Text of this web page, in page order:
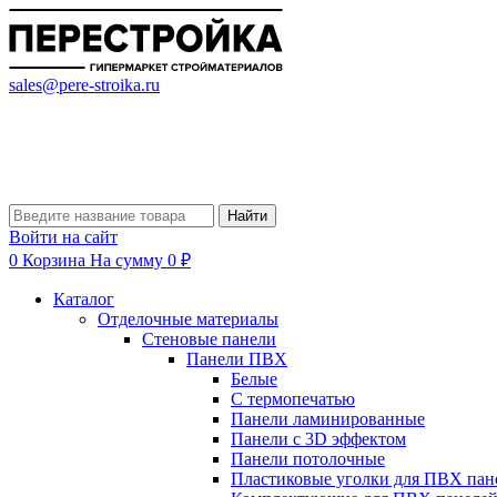
sales@pere-stroika.ru
Найти
Войти на сайт
0 Корзина На сумму 0 ₽
Каталог
Отделочные материалы
Стеновые панели
Панели ПВХ
Белые
С термопечатью
Панели ламинированные
Панели с 3D эффектом
Панели потолочные
Пластиковые уголки для ПВХ